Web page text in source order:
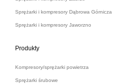
Sprężarki i kompresory Dąbrowa Górnicza
Sprężarki i kompresory Jaworzno
Produkty
Kompresory/sprężarki powietrza
Sprężarki śrubowe